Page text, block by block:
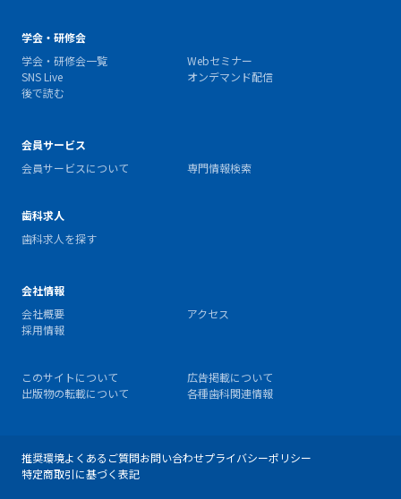
学会・研修会
学会・研修会一覧
Webセミナー
SNS Live
オンデマンド配信
後で読む
会員サービス
会員サービスについて
専門情報検索
歯科求人
歯科求人を探す
会社情報
会社概要
アクセス
採用情報
このサイトについて
広告掲載について
出版物の転載について
各種歯科関連情報
推奨環境よくあるご質問お問い合わせプライバシーポリシー
特定商取引に基づく表記